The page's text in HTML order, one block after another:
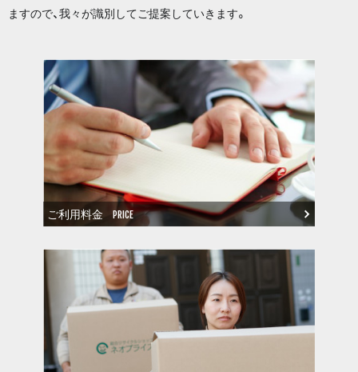
ますので、我々が識別してご提案していきます。
ご利用料金 PRICE